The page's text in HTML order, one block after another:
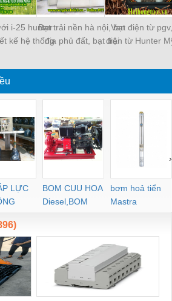
i-25 hunter
kế hệ thống
Bạt trải nền hà nội, bạt
địa phủ đất, bạt trải
đất trong nhà màng
Van điện từ
điện từ Hunter
LỰC
BOM CUU HOA
Diesel,BOM
CHUA CHAY
bơm hoả tiển
Mastra
›